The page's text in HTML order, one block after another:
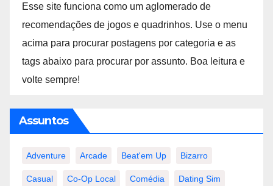
Esse site funciona como um aglomerado de
recomendações de jogos e quadrinhos. Use o menu
acima para procurar postagens por categoria e as
tags abaixo para procurar por assunto. Boa leitura e
volte sempre!
Assuntos
Adventure Arcade Beat'em Up Bizarro
Casual Co-Op Local Comédia Dating Sim